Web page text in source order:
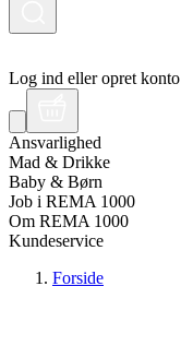
Log ind eller opret konto
Ansvarlighed
Mad & Drikke
Baby & Børn
Job i REMA 1000
Om REMA 1000
Kundeservice
Forside